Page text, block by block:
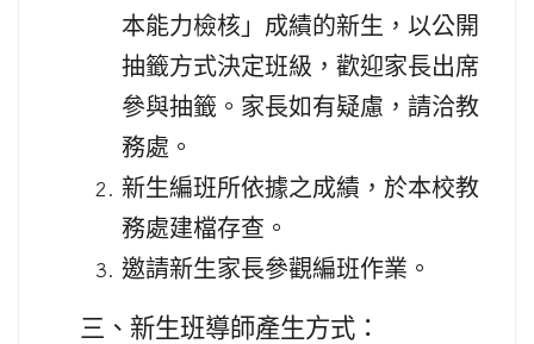
本能力檢核」成績的新生，以公開
抽籤方式決定班級，歡迎家長出席
參與抽籤。家長如有疑慮，請洽教
務處。
新生編班所依據之成績，於本校教
務處建檔存查。
邀請新生家長參觀編班作業。
三、新生班導師產生方式：